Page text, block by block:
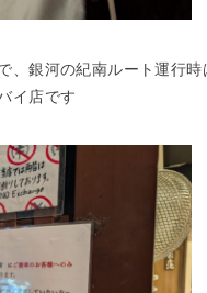
、銀河の紀南ルート運行時
イ店です